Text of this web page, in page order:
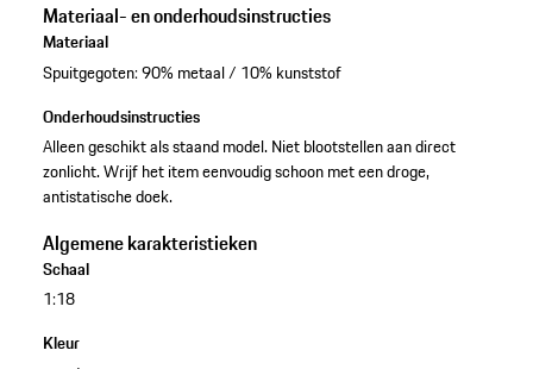
Materiaal- en onderhoudsinstructies
Materiaal
Spuitgegoten: 90% metaal / 10% kunststof
Onderhoudsinstructies
Alleen geschikt als staand model. Niet blootstellen aan direct
zonlicht. Wrijf het item eenvoudig schoon met een droge,
antistatische doek.
Algemene karakteristieken
Schaal
1:18
Kleur